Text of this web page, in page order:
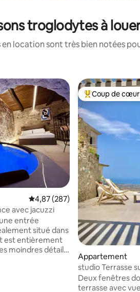
troglodytes à
location sont très bien notées
commentaires : 4,99 sur 5
Évaluation moyenne sur la
4,87 (287)
avec jacuzzi
entrée
situé dans
est entièrement
Coups de cœur
Coup de
Appartement
studio Terrasse
Deux fenêtres
terrasse avec